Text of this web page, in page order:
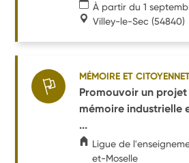
À partir du 1
Villey-le-Sec (54840)
MÉMOIRE ET
Promouvoir un
mémoire industrielle
...
Ligue de
et-Moselle